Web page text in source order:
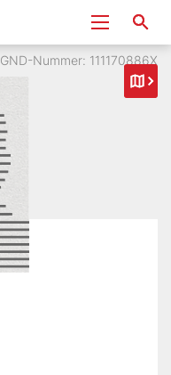
GND-Nummer: 111170886X